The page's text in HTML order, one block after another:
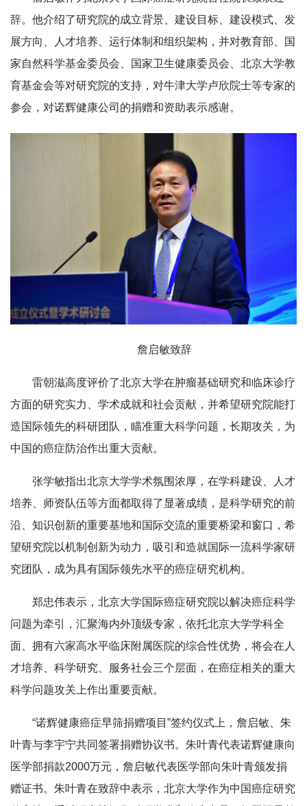
辞。他介绍了研究院的成立背景、建设目标、建设模式、发
展方向、人才培养、运行体制和组织架构，并对教育部、国
家自然科学基金委员会、国家卫生健康委员会、北京大学教
育基金会等对研究院的支持，对牛津大学卢欣院士等专家的
参会，对诺辉健康公司的捐赠和资助表示感谢。
詹启敏致辞
雷朝滋高度评价了北京大学在肿瘤基础研究和临床诊疗
方面的研究实力、学术成就和社会贡献，并希望研究院能打
造国际领先的科研团队，瞄准重大科学问题，长期攻关，为
中国的癌症防治作出重大贡献。
张学敏指出北京大学学术氛围浓厚，在学科建设、人才
培养、师资队伍等方面都取得了显著成绩，是科学研究的前
沿、知识创新的重要基地和国际交流的重要桥梁和窗口，希
望研究院以机制创新为动力，吸引和造就国际一流科学家研
究团队，成为具有国际领先水平的癌症研究机构。
郑忠伟表示，北京大学国际癌症研究院以解决癌症科学
问题为牵引，汇聚海内外顶级专家，依托北京大学学科全
面、拥有六家高水平临床附属医院的综合性优势，将会在人
才培养、科学研究、服务社会三个层面，在癌症相关的重大
科学问题攻关上作出重要贡献。
“诺辉健康癌症早筛捐赠项目”签约仪式上，詹启敏、朱
叶青与李宇宁共同签署捐赠协议书。朱叶青代表诺辉健康向
医学部捐款2000万元，詹启敏代表医学部向朱叶青颁发捐
赠证书。朱叶青在致辞中表示，北京大学作为中国癌症研究